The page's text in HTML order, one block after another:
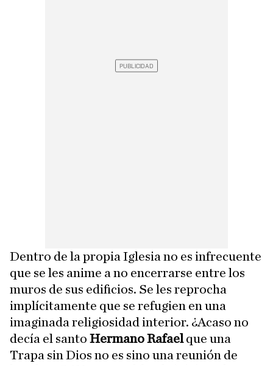
Dentro de la propia Iglesia no es infrecuente
que se les anime a no encerrarse entre los
muros de sus edificios. Se les reprocha
implícitamente que se refugien en una
imaginada religiosidad interior. ¿Acaso no
decía el santo Hermano Rafaelque una
Trapa sin Dios no es sino una reunión de